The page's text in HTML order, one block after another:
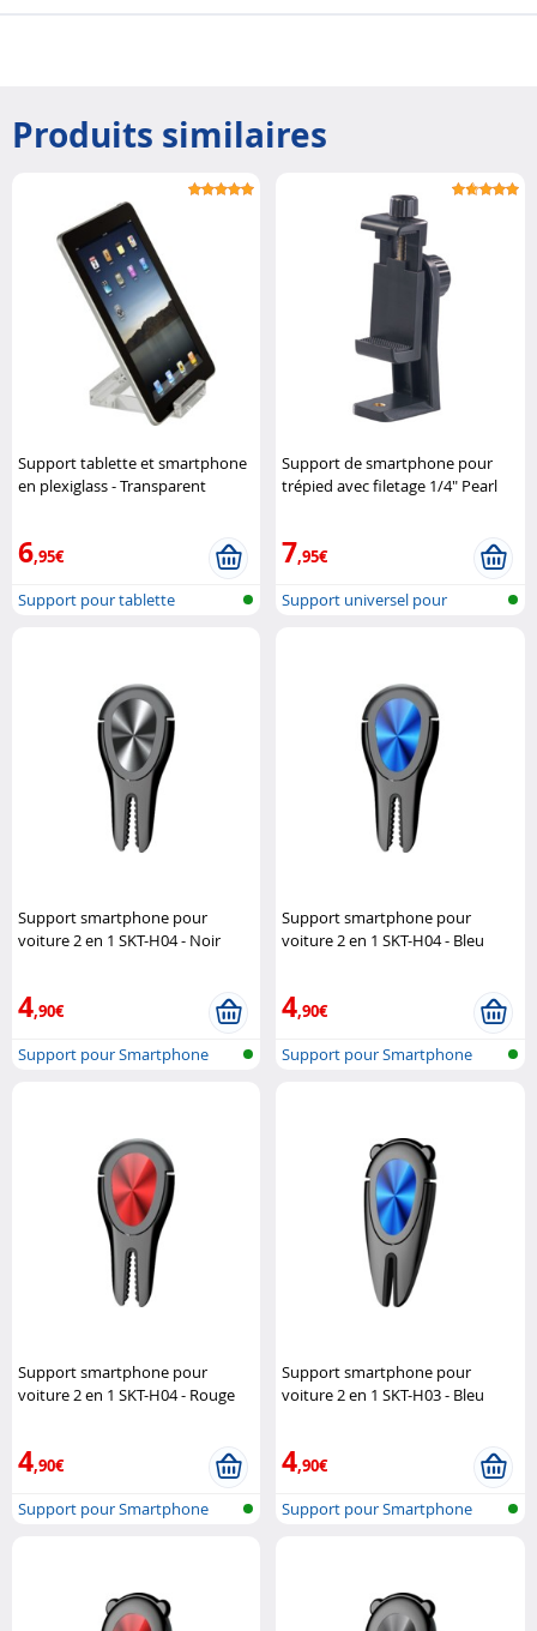
Produits similaires
Support tablette et smartphone
en plexiglass - Transparent
6,95€
Support pour tablette
Support de smartphone pour
trépied avec filetage 1/4" Pearl
7,95€
Support universel pour
Support smartphone pour
voiture 2 en 1 SKT-H04 - Noir
4,90€
Support pour Smartphone
Support smartphone pour
voiture 2 en 1 SKT-H04 - Bleu
4,90€
Support pour Smartphone
Support smartphone pour
voiture 2 en 1 SKT-H04 - Rouge
4,90€
Support pour Smartphone
Support smartphone pour
voiture 2 en 1 SKT-H03 - Bleu
4,90€
Support pour Smartphone